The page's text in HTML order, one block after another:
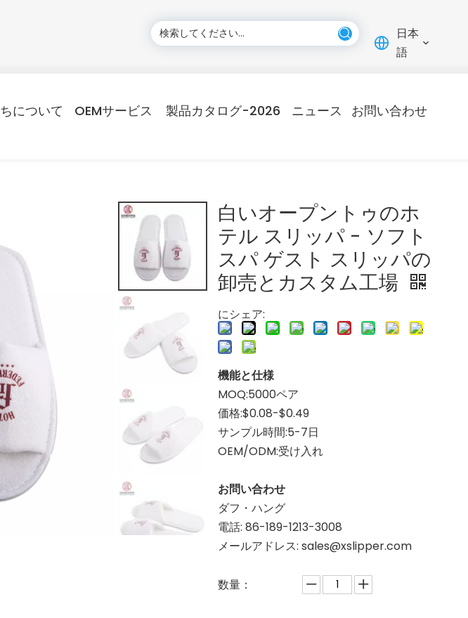
日本
語
について OEMサービス 製品カタログ-2026 ニュース お問い合わせ
白いオープントゥのホ
テル スリッパ - ソフト
スパ ゲスト スリッパの
卸売とカスタム工場
にシェア:
機能と仕様
MOQ:5000ペア
価格:$0.08-$0.49
サンプル時間:5-7日
OEM/ODM:受け入れ
お問い合わせ
ダフ・ハング
電話: 86-189-1213-3008
メールアドレス: sales@xslipper.com
数量：